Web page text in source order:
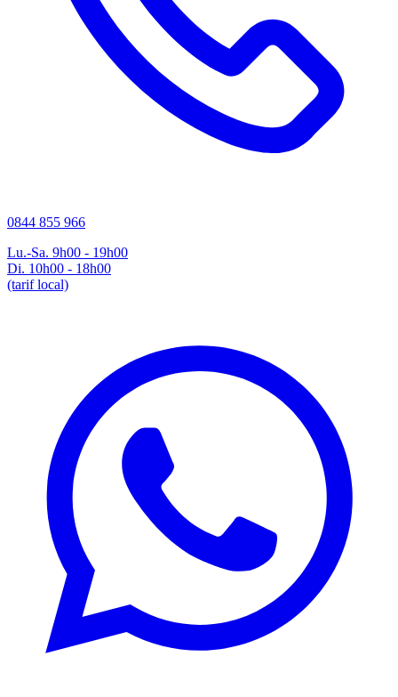
0844 855 966
Lu.-Sa. 9h00 - 19h00
Di. 10h00 - 18h00
(tarif local)